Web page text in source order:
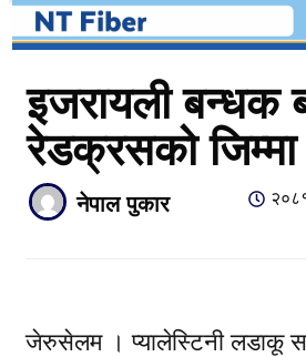
इजरायली बन्धक
रेडक्रसको जिम्मा
नेपाल पुकार
जेरुसेलम । प्यालेस्टिनी लडाकू